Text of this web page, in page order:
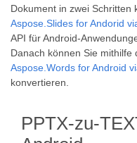
Dokument in zwei Schritten
Aspose.Slides for Andorid
API für Android-
Danach können Sie
Aspose.Words for Android
konvertieren.
PPTX-zu-